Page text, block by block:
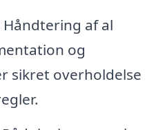
Håndtering af al
og
sikret overholdelse